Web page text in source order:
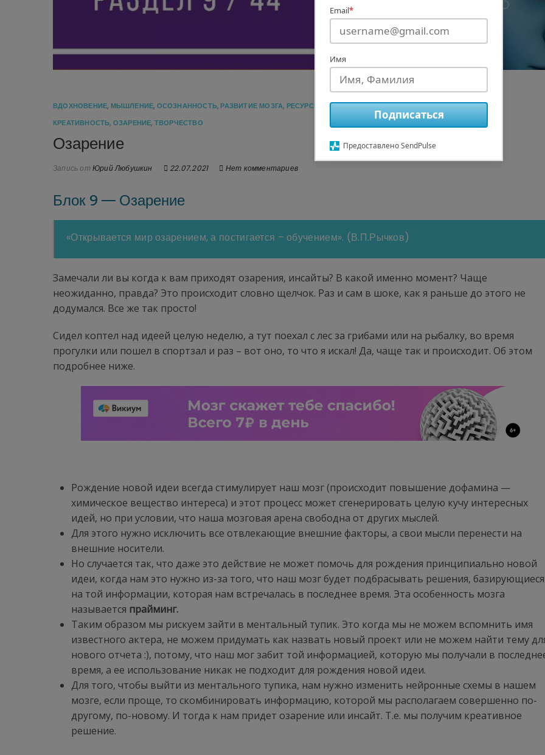
ВДОХНОВЕНИЕ, МЫШЛЕНИЕ, ОСОЗНАННОСТЬ,РАЗВИТИЕ МОЗГА, РЕСУРСЫ ТРЕНАЖЕРЫ ДЛЯ МОЗГА,ЧИТАТЬ
КРЕАТИВНОСТЬ, ОЗАРЕНИЕ, ТВОРЧЕСТВО
Озарение
Запись от Юрий Любушкин 22.07.2021 Нет комментариев
Блок 9 — Озарение
«Открывается мир озарением, а постигается – обучением». (В.П.Рычков)
Замечали ли вы когда к вам приходят озарения, инсайты? В какой именно момент? Чаще
неожиданно, правда? Это происходит словно щелчок. Раз и сам в шоке, как я раньше до этого не
додумался. Все же так просто!
Сидел коптел над идеей целую неделю, а тут поехал с лес за грибами или на рыбалку, во время
прогулки или пошел в спортзал и раз – вот оно, то что я искал! Да, чаще так и происходит. Об этом
подробнее ниже.
Рождение новой идеи всегда стимулирует наш мозг (происходит повышение дофамина —
химическое вещество интереса) и этот процесс может сгенерировать целую кучу интересных
идей, но при условии, что наша мозговая арена свободна от других мыслей.
Для этого нужно исключить все отвлекающие внешние факторы, а свои мысли перенести на
внешние носители.
Но случается так, что даже это действие не может помочь для рождения принципиально новой
идеи, когда нам это нужно из-за того, что наш мозг будет подбрасывать решения, базирующиеся
на той информации, которая нам встречалась в последнее время. Эта особенность мозга
называется прайминг.
Таким образом мы рискуем зайти в ментальный тупик. Это когда мы не можем вспомнить имя
известного актера, не можем придумать как назвать новый проект или не можем найти тему
нового отчета :), потому, что наш мог забит той информацией, которую мы получали в
время, а ее использование никак не подходит для рождения новой идеи.
Для того, чтобы выйти из ментального тупика, нам нужно изменить нейронные схемы в нашем
мозге, если проще, то скомбинировать информацию, которой мы располагаем совершенно по-
другому, по-новому. И тогда к нам придет озарение или инсайт. Т.е. мы получим креативное
решение.
Email*
Имя
Подписаться
Предоставлено SendPulse